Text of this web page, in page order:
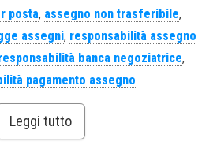
posta, assegno non trasferibile,
assegni, responsabilità assegno
banca negoziatrice,
pagamento assegno
Leggi tutto